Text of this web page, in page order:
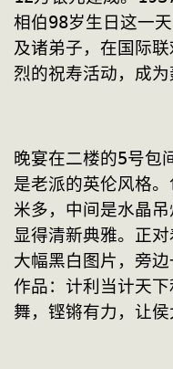
相伯98岁生日这一
及诸弟子，在国际
烈的祝寿活动，成为
晚宴在二楼的5号包
是老派的英伦风格
米多，中间是水晶吊
显得清新典雅。正
大幅黑白图片，旁
作品：计利当计天
舞，铿锵有力，让侯